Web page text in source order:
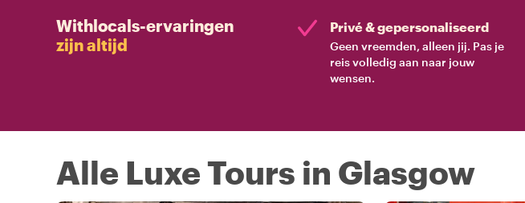
Withlocals-ervaringen
zijn altijd
Privé & gepersonaliseerd
Geen vreemden, alleen jij. Pas je
reis volledig aan naar jouw
wensen.
Alle Luxe Tours in Glasgow